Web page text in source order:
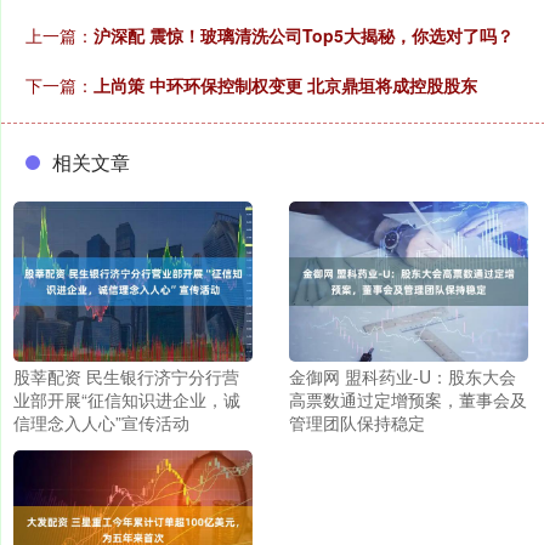
上一篇： 沪深配 震惊！玻璃清洗公司Top5大揭秘，你选对了吗？
下一篇： 上尚策 中环环保控制权变更 北京鼎垣将成控股股东
相关文章
股莘配资 民生银行济宁分行营
业部开展“征信知识进企业，诚
信理念入人心”宣传活动
金御网 盟科药业-U：股东大会
高票数通过定增预案，董事会及
管理团队保持稳定